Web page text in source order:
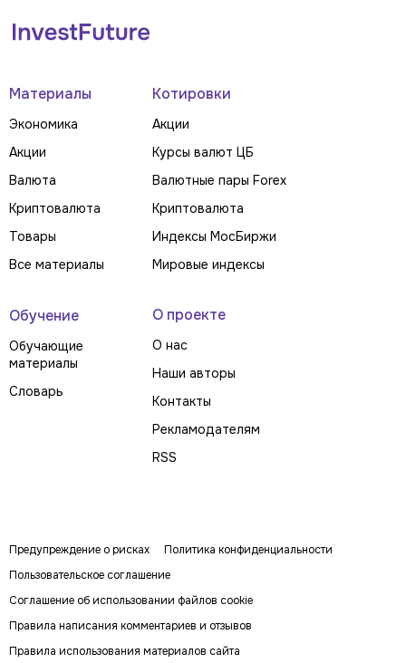
Материалы
Экономика
Акции
Валюта
Криптовалюта
Товары
Все материалы
Котировки
Акции
Курсы валют ЦБ
Валютные пары Forex
Криптовалюта
Индексы МосБиржи
Мировые индексы
Обучение
Обучающие
материалы
Словарь
О проекте
О нас
Наши авторы
Контакты
Рекламодателям
RSS
Предупреждение о рисках
Политика конфиденциальности
Пользовательское соглашение
Соглашение об использовании файлов cookie
Правила написания комментариев и отзывов
Правила использования материалов сайта